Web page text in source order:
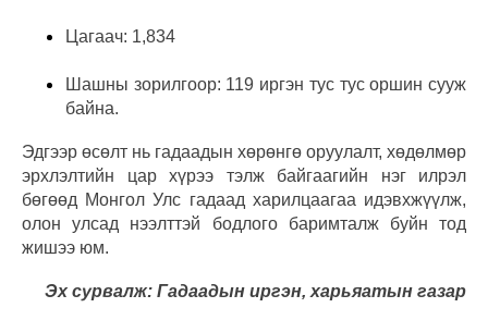
Цагаач: 1,834
Шашны зорилгоор: 119 иргэн тус тус оршин сууж
байна.
Эдгээр өсөлт нь гадаадын хөрөнгө оруулалт, хөдөлмөр
эрхлэлтийн цар хүрээ тэлж байгаагийн нэг илрэл
бөгөөд Монгол Улс гадаад харилцаагаа идэвхжүүлж,
олон улсад нээлттэй бодлого баримталж буйн тод
жишээ юм.
Эх сурвалж: Гадаадын иргэн, харьяатын газар